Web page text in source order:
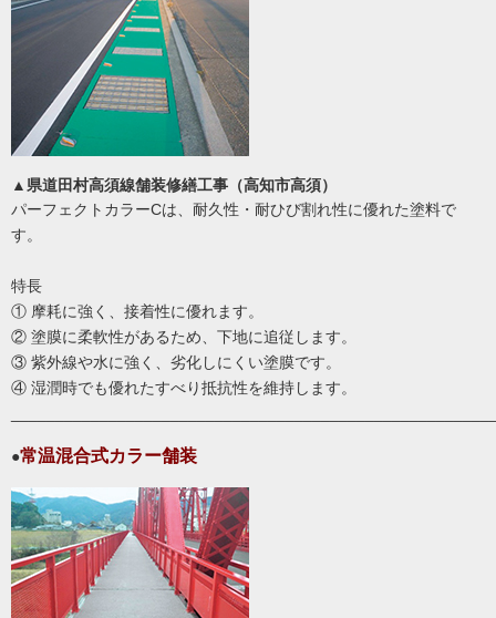
▲県道田村高須線舗装修繕工事（高知市高須）
パーフェクトカラーCは、耐久性・耐ひび割れ性に優れた塗料で
す。
特長
① 摩耗に強く、接着性に優れます。
② 塗膜に柔軟性があるため、下地に追従します。
③ 紫外線や水に強く、劣化しにくい塗膜です。
④ 湿潤時でも優れたすべり抵抗性を維持します。
●常温混合式カラー舗装